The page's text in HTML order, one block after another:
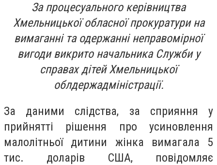
За процесуального керівництва
Хмельницької обласної прокуратури на
вимаганні та одержанні неправомірної
вигоди викрито начальника Служби у
справах дітей Хмельницької
облдержадміністрації.
За даними слідства, за сприяння у
прийнятті рішення про усиновлення
малолітньої дитини жінка вимагала 5
тис. доларів США, повідомляє